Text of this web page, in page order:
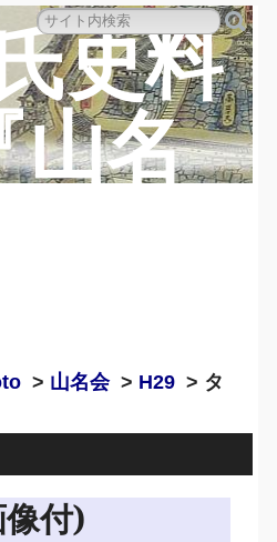
史料
山名
> 山名会> H29 > タ
付)